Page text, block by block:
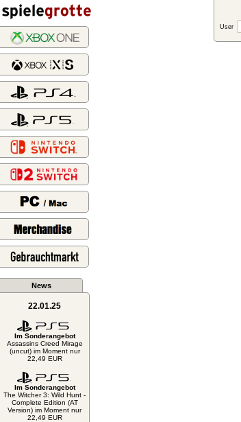
User
News
22.01.25
Im Sonderangebot
Assassins Creed Mirage
(uncut) im Moment nur
22,49 EUR
Im Sonderangebot
The Witcher 3: Wild Hunt -
Complete Edition (AT
Version) im Moment nur
22,49 EUR